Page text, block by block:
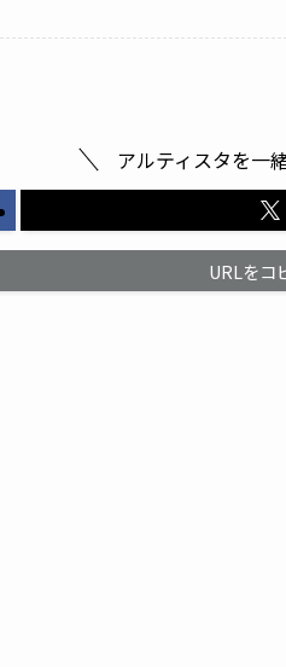
アルティスタを一
URLをコ